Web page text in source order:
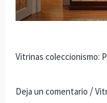
Vitrinas coleccionismo:
Deja un comentario /
tesoros